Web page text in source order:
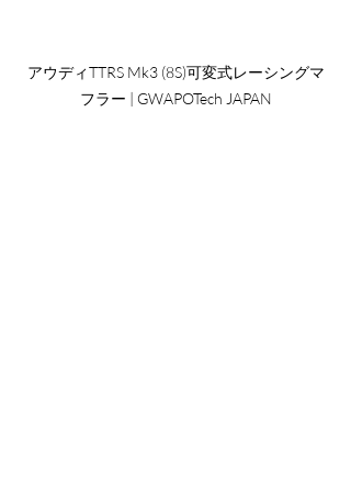
アウディTTRS Mk3 (8S)可変式レーシングマ
フラー | GWAPOTech JAPAN